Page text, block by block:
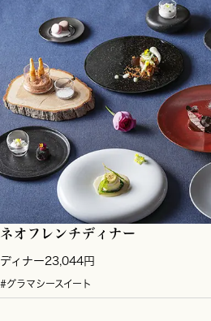
ネオフレンチディナー
ディナー23,044円
#グラマシースイート